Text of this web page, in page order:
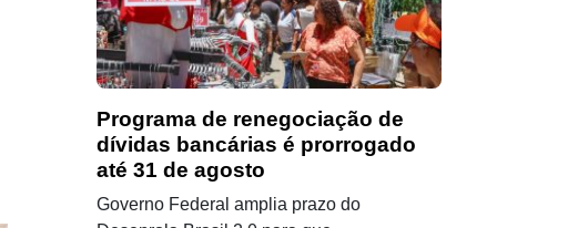
Programa de renegociação de
dívidas bancárias é prorrogado
até 31 de agosto
Governo Federal amplia prazo do